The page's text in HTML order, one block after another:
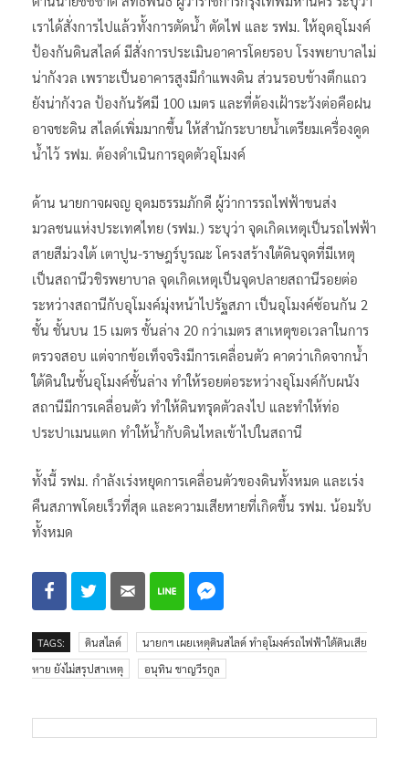
เราได้สั่งการไปแล้วทั้งการตัดน้ำ ตัดไฟ และ รฟม. ให้อุดอุโมงค์
ป้องกันดินสไลด์ มีสั่งการประเมินอาคารโดยรอบ โรงพยาบาลไม่
น่ากังวล เพราะเป็นอาคารสูงมีกำแพงดิน ส่วนรอบข้างตึกแถว
ยังน่ากังวล ป้องกันรัศมี 100 เมตร และที่ต้องเฝ้าระวังต่อคือฝน
อาจชะดิน สไลด์เพิ่มมากขึ้น ให้สำนักระบายน้ำเตรียมเครื่องดูด
น้ำไว้ รฟม. ต้องดำเนินการอุดตัวอุโมงค์
ด้าน นายกาจผจญ อุดมธรรมภักดี ผู้ว่าการรถไฟฟ้าขนส่ง
มวลชนแห่งประเทศไทย (รฟม.) ระบุว่า จุดเกิดเหตุเป็นรถไฟฟ้า
สายสีม่วงใต้ เตาปูน-ราษฎร์บูรณะ โครงสร้างใต้ดินจุดที่มีเหตุ
เป็นสถานีวชิรพยาบาล จุดเกิดเหตุเป็นจุดปลายสถานีรอยต่อ
ระหว่างสถานีกับอุโมงค์มุ่งหน้าไปรัฐสภา เป็นอุโมงค์ซ้อนกัน 2
ชั้น ชั้นบน 15 เมตร ชั้นล่าง 20 กว่าเมตร สาเหตุขอเวลาในการ
ตรวจสอบ แต่จากข้อเท็จจริงมีการเคลื่อนตัว คาดว่าเกิดจากน้ำ
ใต้ดินในชั้นอุโมงค์ชั้นล่าง ทำให้รอยต่อระหว่างอุโมงค์กับผนัง
สถานีมีการเคลื่อนตัว ทำให้ดินทรุดตัวลงไป และทำให้ท่อ
ประปาเมนแตก ทำให้น้ำกับดินไหลเข้าไปในสถานี
ทั้งนี้ รฟม. กำลังเร่งหยุดการเคลื่อนตัวของดินทั้งหมด และเร่ง
คืนสภาพโดยเร็วที่สุด และความเสียหายที่เกิดขึ้น รฟม. น้อมรับ
ทั้งหมด
TAGS: ดินสไลด์
นายกฯ เผยเหตุดินสไลด์ ทำอุโมงค์รถไฟฟ้าใต้ดินเสีย
หาย ยังไม่สรุปสาเหตุ
อนุทิน ชาญวีรกูล